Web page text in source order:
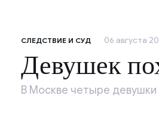
СЛЕДСТВИЕ И СУД 06 августа
Девушек
В Москве четыре